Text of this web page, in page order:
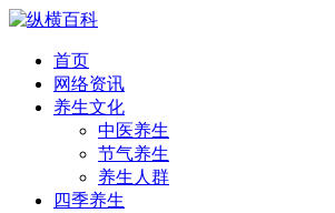
首页
网络资讯
养生文化
中医养生
节气养生
养生人群
四季养生